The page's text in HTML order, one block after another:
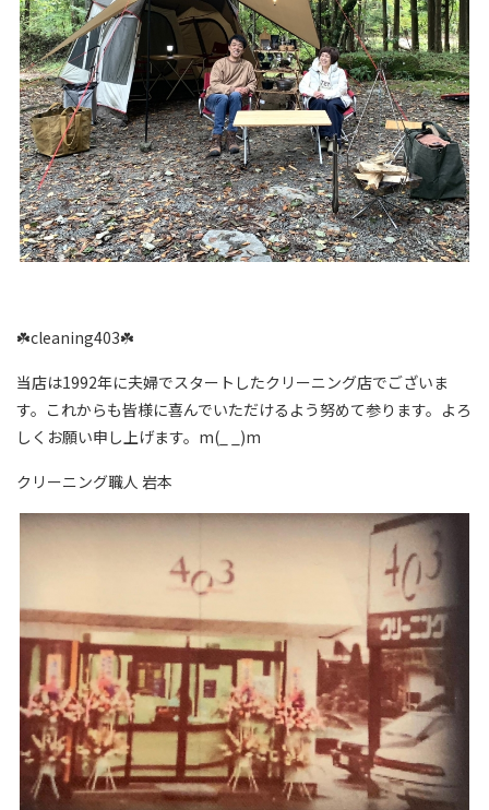
☘️cleaning403☘️
当店は1992年に夫婦でスタートしたクリーニング店でございま
す。これからも皆様に喜んでいただけるよう努めて参ります。よろ
しくお願い申し上げます。m(_ _)m
クリーニング職人 岩本